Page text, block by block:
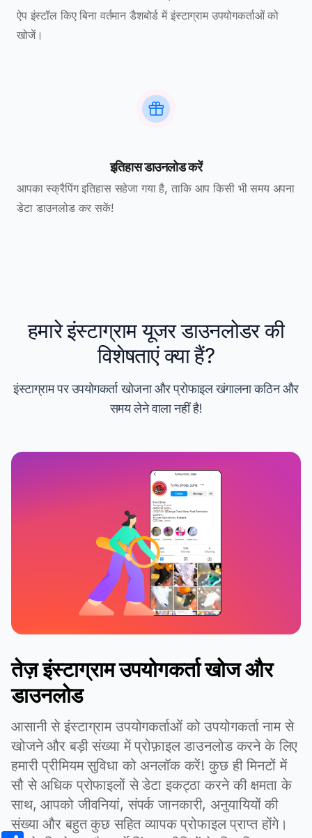
ऐप इंस्टॉल किए बिना वर्तमान डैशबोर्ड में इंस्टाग्राम उपयोगकर्ताओं को
खोजें।
इतिहास डाउनलोड करें
आपका स्क्रैपिंग इतिहास सहेजा गया है, ताकि आप किसी भी समय अपना
डेटा डाउनलोड कर सकें!
हमारे इंस्टाग्राम यूजर डाउनलोडर की
विशेषताएं क्या हैं?
इंस्टाग्राम पर उपयोगकर्ता खोजना और प्रोफाइल खंगालना कठिन और
समय लेने वाला नहीं है!
तेज़ इंस्टाग्राम उपयोगकर्ता खोज और
डाउनलोड
आसानी से इंस्टाग्राम उपयोगकर्ताओं को उपयोगकर्ता नाम से
खोजने और बड़ी संख्या में प्रोफ़ाइल डाउनलोड करने के लिए
हमारी प्रीमियम सुविधा को अनलॉक करें! कुछ ही मिनटों में
सौ से अधिक प्रोफाइलों से डेटा इकट्ठा करने की क्षमता के
साथ, आपको जीवनियां, संपर्क जानकारी, अनुयायियों की
संख्या और बहुत कुछ सहित व्यापक प्रोफाइल प्राप्त होंगे।